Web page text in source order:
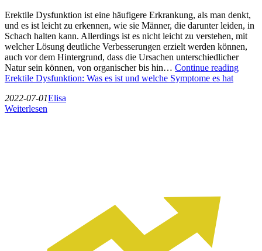
Erektile Dysfunktion ist eine häufigere Erkrankung, als man denkt,
und es ist leicht zu erkennen, wie sie Männer, die darunter leiden, in
Schach halten kann. Allerdings ist es nicht leicht zu verstehen, mit
welcher Lösung deutliche Verbesserungen erzielt werden können,
auch vor dem Hintergrund, dass die Ursachen unterschiedlicher
Natur sein können, von organischer bis hin… Continue reading
Erektile Dysfunktion: Was es ist und welche Symptome es hat
2022-07-01Elisa
Weiterlesen